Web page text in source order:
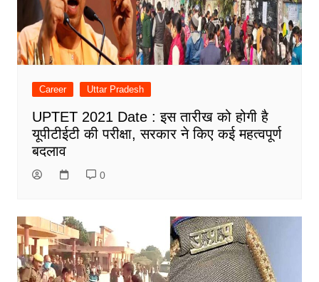
Career Uttar Pradesh
UPTET 2021 Date : इस तारीख को होगी है
यूपीटीईटी की परीक्षा, सरकार ने किए कई महत्वपूर्ण
बदलाव
0